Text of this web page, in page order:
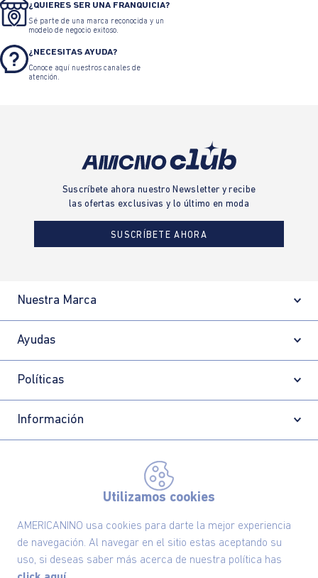
Utilizamos cookies
AMERICANINO usa cookies para darte la mejor experiencia
de navegación. Al navegar en el sitio estas aceptando su
uso, si deseas saber más acerca de nuestra política has
¿QUIERES SER UNA FRANQUICIA?
Sé parte de una marca reconocida y un
modelo de negocio exitoso.
¿NECESITAS AYUDA?
Conoce aquí nuestros canales de
atención.
Suscríbete ahora nuestro Newsletter y recibe
las ofertas exclusivas y lo último en moda
SUSCRÍBETE AHORA
Nuestra Marca
Ayudas
Políticas
Información